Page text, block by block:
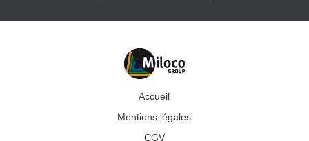
Accueil
Mentions légales
CGV